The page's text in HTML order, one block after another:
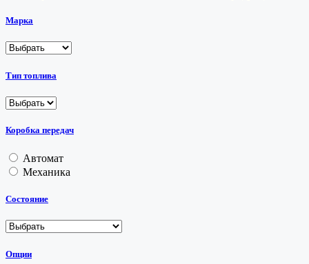
Марка
Тип топлива
Коробка передач
Автомат
Механика
Состояние
Опции